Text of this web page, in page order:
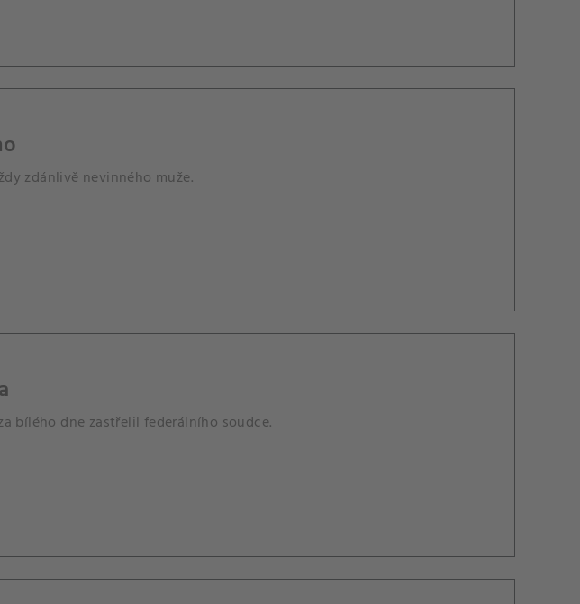
zdánlivě nevinného muže.
bílého dne zastřelil federálního soudce.